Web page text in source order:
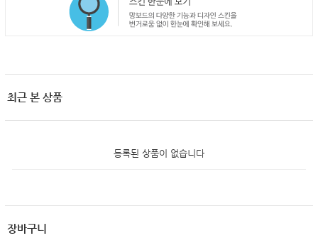
최근 본 상품
등록된 상품이 없습니다
장바구니